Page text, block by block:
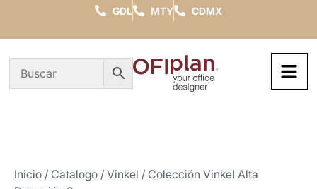
GDL MTY CDMX
Inicio / Catalogo / Vinkel / Colección Vinkel Alta